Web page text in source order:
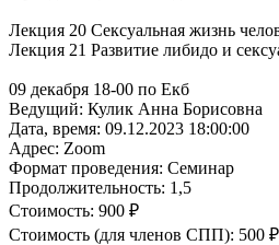
Лекция 20 Сексуальная жизнь
Лекция 21 Развитие либидо и
09 декабря 18-00 по Екб
Ведущий: Кулик Анна Борисовна
Дата, время: 09.12.2023 18:00:00
Адрес: Zoom
Формат проведения: Семинар
Продолжительность: 1,5
Стоимость: 900 ₽
Стоимость (для членов СПП): 500 ₽